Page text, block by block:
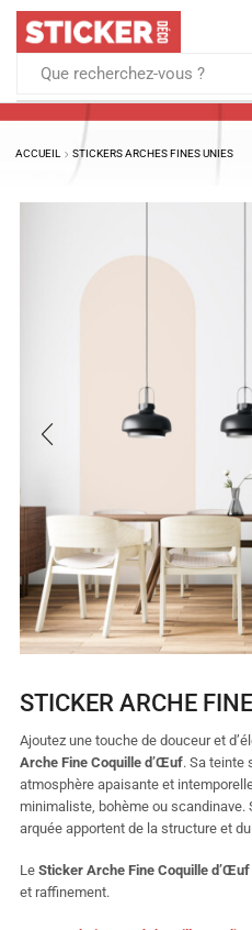
Que recherchez-vous ?
ACCUEIL STICKERS ARCHES FINES UNIES
STICKER ARCHE
Ajoutez une touche de douceur et
Arche Fine Coquille d’Œuf. Sa teinte
atmosphère apaisante et
minimaliste, bohème ou scandinave.
arquée apportent de la structure et
Le Sticker Arche Fine Coquille d’Œuf
et raffinement.